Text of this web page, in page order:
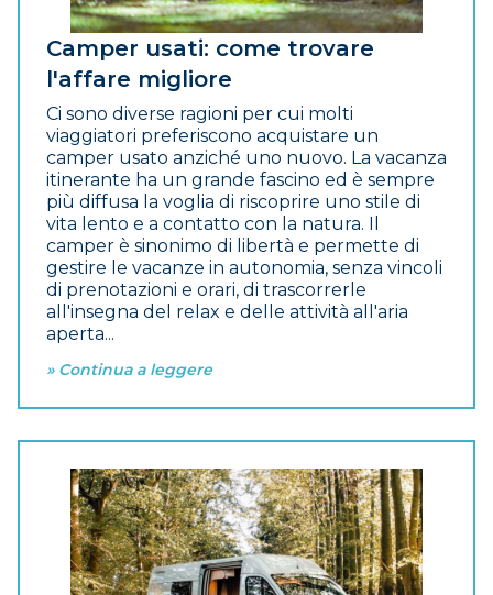
Camper usati: come trovare
l'affare migliore
Ci sono diverse ragioni per cui molti
viaggiatori preferiscono acquistare un
camper usato anziché uno nuovo. La vacanza
itinerante ha un grande fascino ed è sempre
più diffusa la voglia di riscoprire uno stile di
vita lento e a contatto con la natura. Il
camper è sinonimo di libertà e permette di
gestire le vacanze in autonomia, senza vincoli
di prenotazioni e orari, di trascorrerle
all'insegna del relax e delle attività all'aria
aperta...
» Continua a leggere